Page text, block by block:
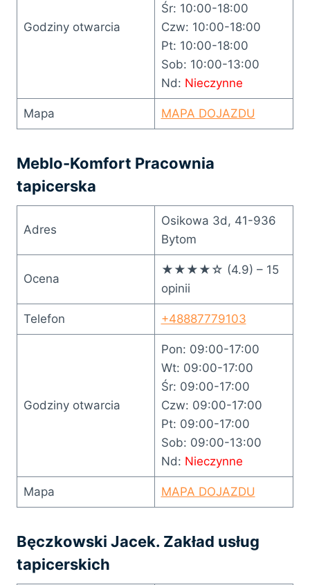
Godziny otwarcia
Śr: 10:00-18:00
Czw: 10:00-18:00
Pt: 10:00-18:00
Sob: 10:00-13:00
Nd: Nieczynne
Mapa MAPA DOJAZDU
Meblo-Komfort Pracownia
tapicerska
Adres
Osikowa 3d, 41-936
Bytom
Ocena
★★★★☆ (4.9) – 15
opinii
Telefon +48887779103
Godziny otwarcia
Pon: 09:00-17:00
Wt: 09:00-17:00
Śr: 09:00-17:00
Czw: 09:00-17:00
Pt: 09:00-17:00
Sob: 09:00-13:00
Nd: Nieczynne
Mapa MAPA DOJAZDU
Bęczkowski Jacek. Zakład usług
tapicerskich